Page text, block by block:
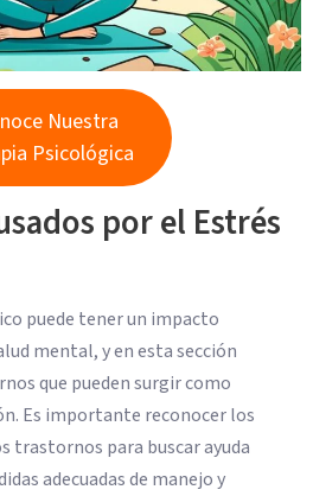
Nuestra
Psicológica
por el Estrés
puede tener un impacto
mental, y en esta sección
que pueden surgir como
Es importante reconocer los
trastornos para buscar ayuda
adecuadas de manejo y